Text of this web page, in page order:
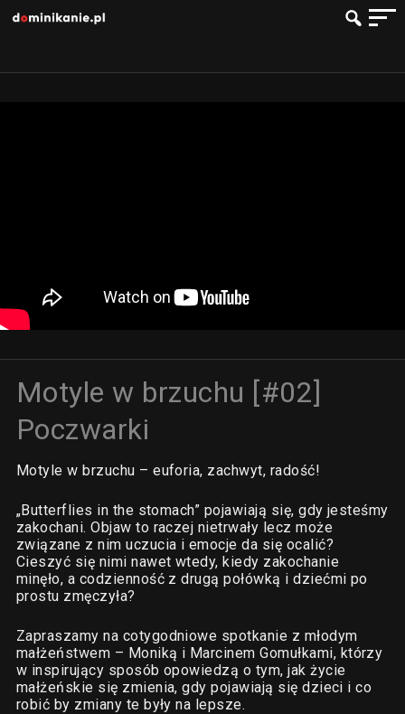
Motyle w brzuchu [#02]
Poczwarki
Motyle w brzuchu – euforia, zachwyt, radość!
„Butterflies in the stomach” pojawiają się, gdy jesteśmy
zakochani. Objaw to raczej nietrwały lecz może
związane z nim uczucia i emocje da się ocalić?
Cieszyć się nimi nawet wtedy, kiedy zakochanie
minęło, a codzienność z drugą połówką i dziećmi po
prostu zmęczyła?
Zapraszamy na cotygodniowe spotkanie z młodym
małżeństwem – Moniką i Marcinem Gomułkami, którzy
w inspirujący sposób opowiedzą o tym, jak życie
małżeńskie się zmienia, gdy pojawiają się dzieci i co
robić by zmiany te były na lepsze.